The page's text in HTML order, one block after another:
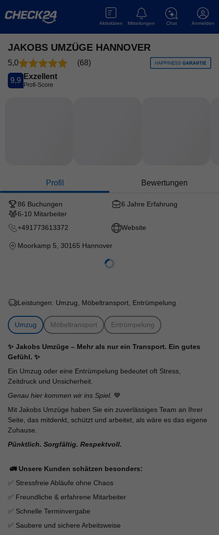
Anmelden
Chat
Mitteilungen
Aktivitäten
JAKOBS UMZÜGE HANNOVER
5,0 (68)
9,9 Exzellent
Profi-Score
Profil Bewertungen
86 Buchungen 6 Jahre Erfahrung
6-10 Mitarbeiter
+491773613372
Website
Moorkamp 5 30165 Hannover
Leistungen: Umzug, Möbeltransport, Entrümpelung
Umzug Möbeltransport Entrümpelung
✨ Jakobs Umzüge – Mehr als nur ein Transport. Ein gutes
Gefühl. ✨
Ein Umzug oder eine Entrümpelung bedeutet oft Stress,
Zeitdruck und Unsicherheit.
Genau hier kommen wir ins Spiel. 💙
Mit Jakobs Umzüge haben Sie ein zuverlässiges Team an Ihrer
Seite, das mitdenkt, schützt und arbeitet, als wäre es das eigene
Zuhause.
Pünktlich. Sorgfältig. Respektvoll.
🚛 Unsere Kunden schätzen besonders:
✅ Stressfreie Abläufe ohne Chaos
✅ Freundliche & erfahrene Mitarbeiter
✅ Schnelle Terminvergabe
✅ Saubere und sichere Arbeitsweise